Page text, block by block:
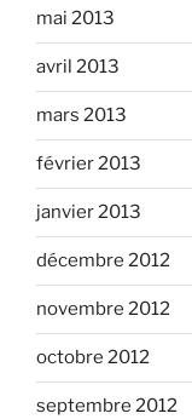
mai 2013
avril 2013
mars 2013
février 2013
janvier 2013
décembre 2012
novembre 2012
octobre 2012
septembre 2012